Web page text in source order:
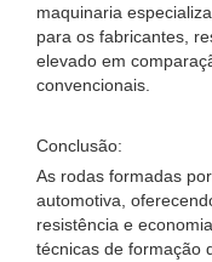
maquinaria
para os fabricantes,
elevado em
convencionais.
Conclusão:
As rodas formadas
automotiva,
resistência e
técnicas de formação